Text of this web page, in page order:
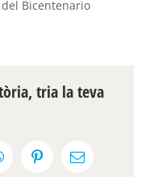
Bicentenario
tria la teva
PinterestEmail: